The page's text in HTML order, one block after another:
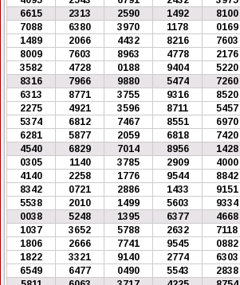
6615
2313 2590 1492 8100
7088
6380 3970 1178 0169
1489
2066 4432 8216 7603
8009
7603 8963 4778 2176
3582
4728 0188 9404 5220
8316
7966 9880 5474 7260
6313
8771 3755 9316 8520
2275
4921 3596 8711 5457
5374
6812 7467 8551 6970
6281
5877 2059 6818 7420
4540
6829 7014 8956 1428
0305
1140 3785 2909 4000
4140
2258 1776 9544 8842
8342
0721 2886 1433 9151
5538
2010 1499 5603 9334
0038
5248 1395 6377 4668
1037
3652 5788 2632 7118
1806
2666 7741 9545 0882
1822
3321 9140 2774 6303
6549
6477 0490 5543 2838